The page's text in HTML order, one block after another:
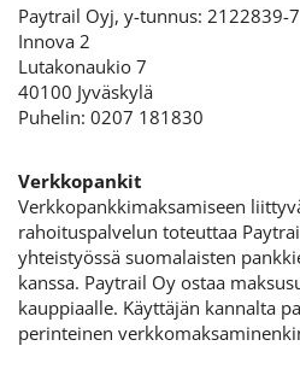
Paytrail Oyj, y-tunnus: 2122839-7
Innova 2
Lutakonaukio 7
40100 Jyväskylä
Puhelin: 0207 181830
Verkkopankit
Verkkopankkimaksamiseen
rahoituspalvelun toteuttaa
yhteistyössä suomalaisten
kanssa. Paytrail Oy ostaa
kauppiaalle. Käyttäjän kannalta
perinteinen